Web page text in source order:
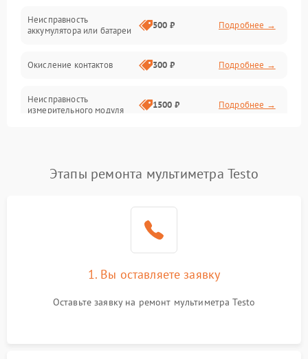
Неисправность
аккумулятора или батареи
500 ₽ Подробнее →
Окисление контактов 300 ₽ Подробнее →
Неисправность
измерительного модуля
1500 ₽ Подробнее →
Поломка платы
2000 ₽
1000 ₽
температурного датчика
1500 ₽ Подробнее →
Этапы ремонта мультиметра Testo
1. Вы оставляете заявку
Оставьте заявку на ремонт мультиметра Testo